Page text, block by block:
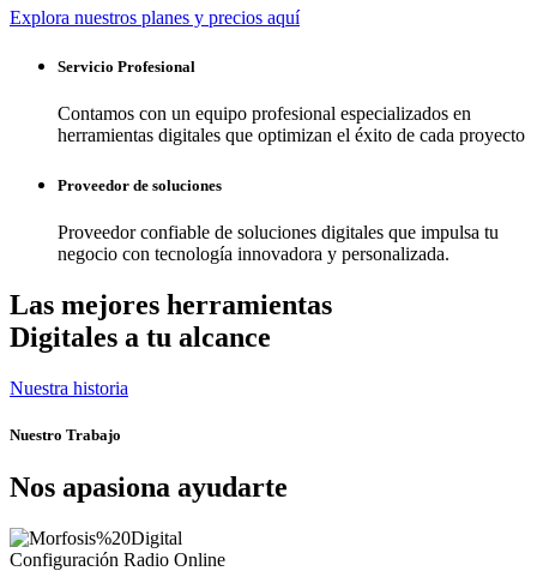
Explora nuestros planes y precios aquí
Servicio Profesional
Contamos con un equipo profesional especializados en
herramientas digitales que optimizan el éxito de cada proyecto
Proveedor de soluciones
Proveedor confiable de soluciones digitales que impulsa tu
negocio con tecnología innovadora y personalizada.
Las mejores herramientas
Digitales a tu alcance
Nuestra historia
Nuestro Trabajo
Nos apasiona ayudarte
Configuración Radio Online